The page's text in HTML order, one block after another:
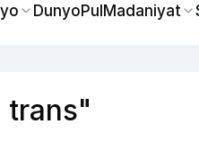
DunyoPulMadaniyat
trans"